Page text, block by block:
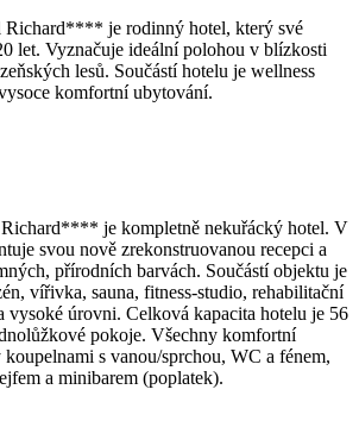
Richard**** je rodinný hotel, který své
let. Vyznačuje ideální polohou v blízkosti
lesů. Součástí hotelu je wellness
komfortní ubytování.
luxus világában a Richard Hotelben, amely
paradicsoma a nyüzsgő város szívében.
kiszolgálásunkat és kitűnő
hogy kényeztessük érzékeit és
Vendégeink kényelme iránti
a páratlan vendégszeretet biztosításán.
növekvő népszerűségét,
vezető szerencsejáték platformmal - a
Mostantól kényelmesen, a
Richard**** je kompletně nekuřácký hotel. V
svou nově zrekonstruovanou recepci a
přírodních barvách. Součástí objektu je
vířivka, sauna, fitness-studio, rehabilitační
vysoké úrovni. Celková kapacita hotelu je 56
pokoje. Všechny komfortní
s vanou/sprchou, WC a fénem,
a minibarem (poplatek).